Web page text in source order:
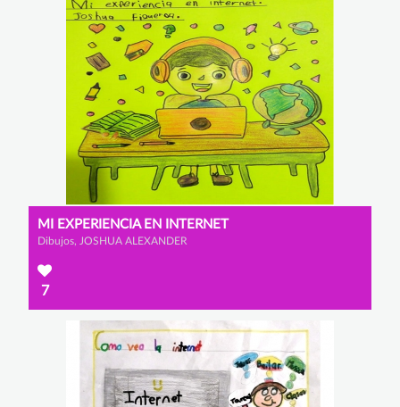
MI EXPERIENCIA EN INTERNET
Dibujos, JOSHUA ALEXANDER
7